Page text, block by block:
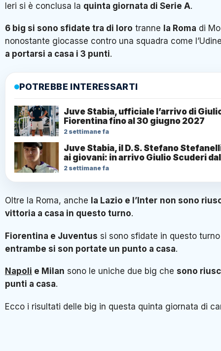
Ieri si è conclusa la quinta giornata di Serie A.
6 big si sono sfidate tra di loro tranne la Roma di
nonostante giocasse contro una squadra come
a portarsi a casa i 3 punti.
POTREBBE INTERESSARTI
Juve Stabia, ufficiale l’arrivo di
Fiorentina fino al 30 giugno 2027
2 settimane fa
Juve Stabia, il D.S. Stefano
ai giovani: in arrivo Giulio Scuderi
2 settimane fa
Oltre la Roma, anche la Lazio e l’Inter non sono
vittoria a casa in questo turno.
Fiorentina e Juventus si sono sfidate in questo
entrambe si son portate un punto a casa.
Napoli e Milan sono le uniche due big che sono
punti a casa.
Ecco i risultati delle big in questa quinta giornata di